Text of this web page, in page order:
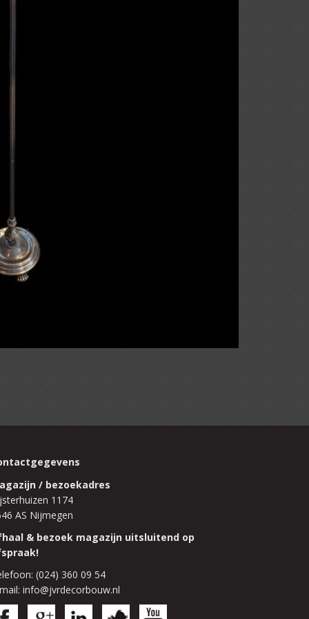
/ bezoekadres
1174
AS Nijmegen
& bezoek magazijn uitsluitend op
(024) 360 09 54
info@jvrdecorbouw.nl